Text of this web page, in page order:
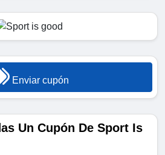
Enviar cupón
Un Cupón De Sport Is